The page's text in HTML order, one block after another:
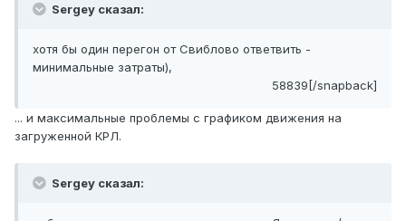
Sergey сказал:
хотя бы один перегон от Свиблово ответвить -
минимальные затраты),
58839[/snapback]
... и максимальные проблемы с графиком движения на
загруженной КРЛ.
Sergey сказал: